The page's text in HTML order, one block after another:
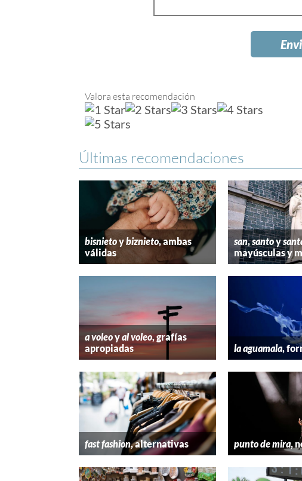
Valora esta recomendación
Últimas recomendaciones
bisnietoybiznieto, ambas
válidas
san,santoy
mayúsculas y
a voleoyal voleo, grafías
apropiadas
la aguamala,
fast fashion, alternativas punto de mira,